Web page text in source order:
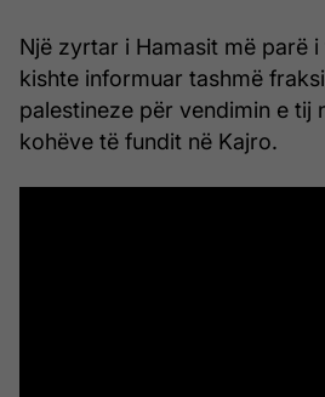
Një zyrtar i Hamasit më parë i
kishte informuar tashmë
palestineze për vendimin e tij
kohëve të fundit në Kajro.